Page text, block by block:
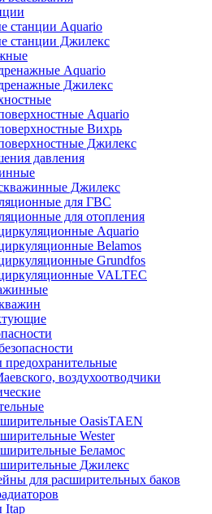
станции Аquario
станции Джилекс
Аquario
Джилекс
Аquario
Вихрь
Джилекс
давления
Джилекс
для ГВС
для отопления
Aquario
Belamos
Grundfos
VALTEC
воздухоотводчики
OasisTAEN
Wester
Беламос
Джилекс
для расширительных баков
Itap